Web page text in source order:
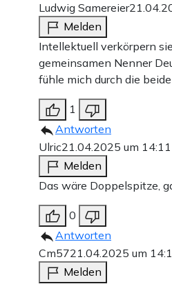
Ludwig Samereier
Melden
Intellektuell verkörpern
gemeinsamen Nenner
fühle mich durch die
1
Antworten
Ulric21.04.2025 um
Melden
Das wäre Doppelspitze,
0
Antworten
Cm5721.04.2025 um
Melden